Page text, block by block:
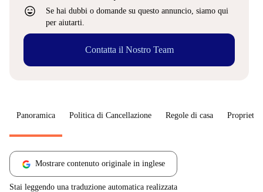
sentiment_very_satisfied
Se hai dubbi o domande su questo annuncio, siamo qui
per aiutarti.
Contatta il Nostro Team
Panoramica Politica di Cancellazione Regole di casa
Mostrare contenuto originale in inglese
Stai leggendo una traduzione automatica realizzata